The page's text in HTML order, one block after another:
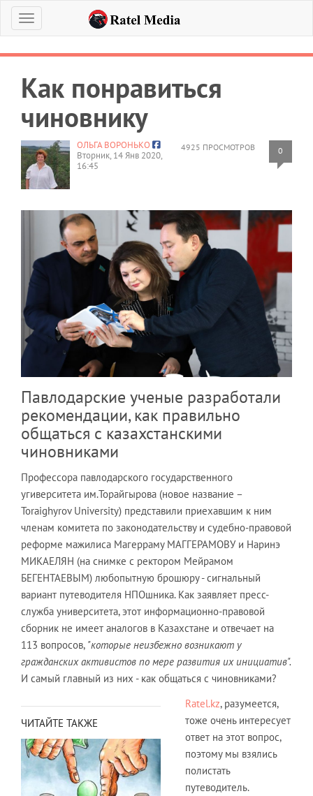
Меню
Как понравиться
чиновнику
4925 ПРОСМОТРОВ 0
ОЛЬГА ВОРОНЬКО
Вторник, 14 Янв 2020,
16:45
Павлодарские ученые разработали
рекомендации, как правильно
общаться с казахстанскими
чиновниками
Профессора павлодарского государственного
угиверситета им.Торайгырова (новое название –
Toraighyrov University) представили приехавшим к ним
членам комитета по законодательству и судебно-правовой
реформе мажилиса Магерраму МАГГЕРАМОВУ и Наринэ
МИКАЕЛЯН (на снимке с ректором Мейрамом
БЕГЕНТАЕВЫМ) любопытную брошюру - сигнальный
вариант путеводителя НПОшника. Как заявляет пресс-
служба университета, этот информационно-правовой
сборник не имеет аналогов в Казахстане и отвечает на
113 вопросов, "которые неизбежно возникают у
гражданских активистов по мере развития их инициатив".
И самый главный из них - как общаться с чиновниками?
ЧИТАЙТЕ ТАКЖЕ
Ratel.kz, разумеется,
тоже очень интересует
ответ на этот вопрос,
поэтому мы взялись
полистать
путеводитель.